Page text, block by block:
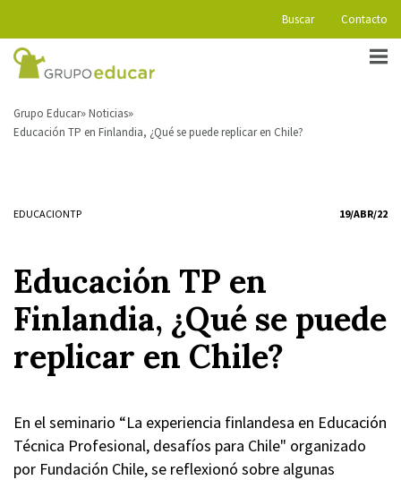
Buscar Contacto
Grupo Educar Noticias
Educación TP en Finlandia, ¿Qué se puede replicar en Chile?
EDUCACIONTP 19/ABR/22
Educación TP en
Finlandia, ¿Qué se puede
replicar en Chile?
En el seminario “La experiencia finlandesa en Educación
Técnica Profesional, desafíos para Chile" organizado
por Fundación Chile, se reflexionó sobre algunas